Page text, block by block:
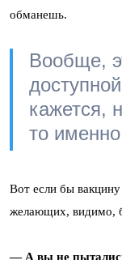
обманешь.
Вообще,
кажется,
то
Вот если бы
желающих, видимо,
— А вы не